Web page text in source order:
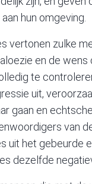
hun omgeving.
vertonen zulke
en de wens
te
uit,
gaan en
van
uit het gebeurde
dezelfde